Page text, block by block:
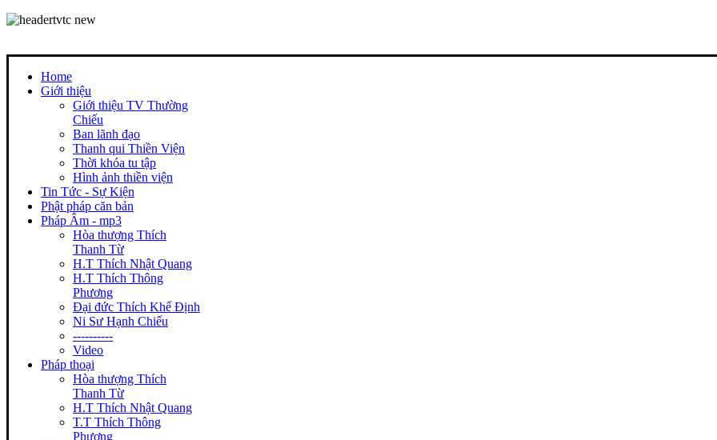
Home
Giới thiệu
Giới thiệu TV Thường
Chiếu
Ban lãnh đạo
Thanh qui Thiền Viện
Thời khóa tu tập
Hình ảnh thiền viện
Tin Tức - Sự Kiện
Phật pháp căn bản
Pháp Âm - mp3
Hòa thượng Thích
Thanh Từ
H.T Thích Nhật Quang
H.T Thích Thông
Phương
Đại đức Thích Khế Định
Ni Sư Hạnh Chiếu
----------
Video
Pháp thoại
Hòa thượng Thích
Thanh Từ
H.T Thích Nhật Quang
T.T Thích Thông
Phương